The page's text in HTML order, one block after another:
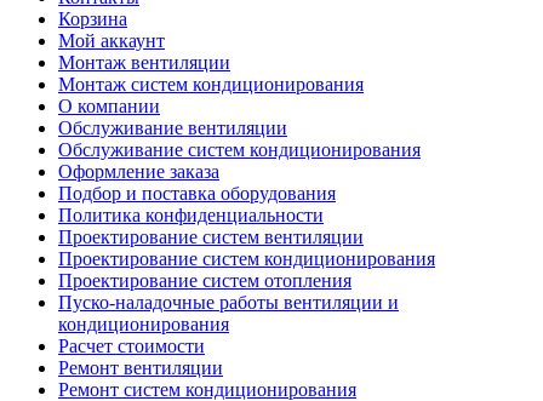
Корзина
Мой аккаунт
Монтаж вентиляции
Монтаж систем кондиционирования
О компании
Обслуживание вентиляции
Обслуживание систем кондиционирования
Оформление заказа
Подбор и поставка оборудования
Политика конфиденциальности
Проектирование систем вентиляции
Проектирование систем кондиционирования
Проектирование систем отопления
Пуско-наладочные работы вентиляции и
кондиционирования
Расчет стоимости
Ремонт вентиляции
Ремонт систем кондиционирования